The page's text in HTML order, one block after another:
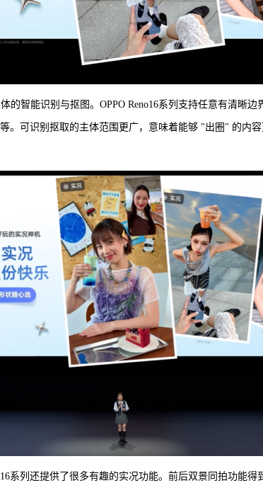
的智能识别与抠图。OPPO Reno16系列支持任意有清晰
。可识别抠取的主体范围更广，意味着能够 "出圈" 的内
系列还提供了很多有趣的实况功能。前后双景同拍功能